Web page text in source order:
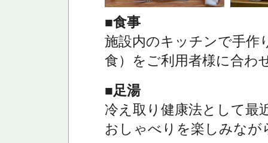
■食事
施設内のキッチンで手作
食）をご利用者様に合わ
■足湯
冷え取り健康法として最
おしゃべりを楽しみなが